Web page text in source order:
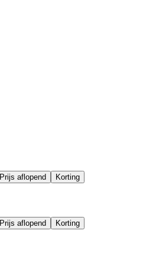
Prijs aflopend Korting
Prijs aflopend Korting